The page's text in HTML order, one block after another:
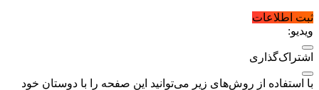
ثبت اطلاعات
ویدیو:
اشتراک‌گذاری
با استفاده از روش‌های زیر می‌توانید این صفحه را با دوستان خود